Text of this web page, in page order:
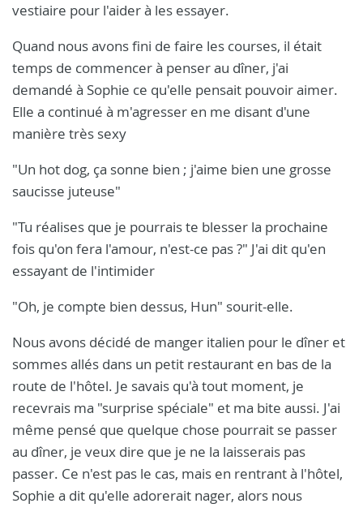
vestiaire pour l'aider à les essayer.
Quand nous avons fini de faire les courses, il était
temps de commencer à penser au dîner, j'ai
demandé à Sophie ce qu'elle pensait pouvoir aimer.
Elle a continué à m'agresser en me disant d'une
manière très sexy
"Un hot dog, ça sonne bien ; j'aime bien une grosse
saucisse juteuse"
"Tu réalises que je pourrais te blesser la prochaine
fois qu'on fera l'amour, n'est-ce pas ?" J'ai dit qu'en
essayant de l'intimider
"Oh, je compte bien dessus, Hun" sourit-elle.
Nous avons décidé de manger italien pour le dîner et
sommes allés dans un petit restaurant en bas de la
route de l'hôtel. Je savais qu'à tout moment, je
recevrais ma "surprise spéciale" et ma bite aussi. J'ai
même pensé que quelque chose pourrait se passer
au dîner, je veux dire que je ne la laisserais pas
passer. Ce n'est pas le cas, mais en rentrant à l'hôtel,
Sophie a dit qu'elle adorerait nager, alors nous